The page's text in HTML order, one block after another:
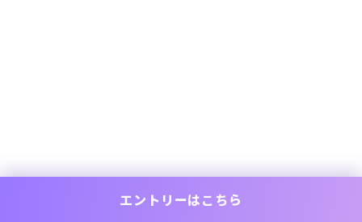
エントリーはこちら